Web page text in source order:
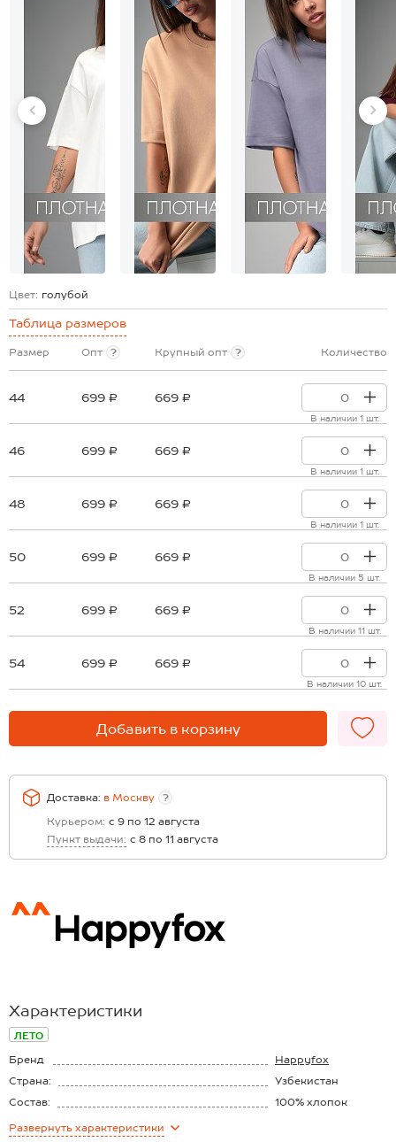
Цвет: голубой
Таблица размеров
Размер Опт ? Крупный опт ? Количество
44 699 ₽ 669 ₽
В наличии 1 шт.
46 699 ₽ 669 ₽
В наличии 1 шт.
48 699 ₽ 669 ₽
В наличии 1 шт.
50 699 ₽ 669 ₽
В наличии 5 шт.
52 699 ₽ 669 ₽
В наличии 11 шт.
54 699 ₽ 669 ₽
В наличии 10 шт.
Добавить в корзину
Доставка: в Москву
?
Курьером: с 9 по 12 августа
Пункт выдачи: с 8 по 11 августа
Характеристики
ЛЕТО
Бренд
Happyfox
Страна:
Узбекистан
Состав:
100% хлопок
Материал:
Развернуть характеристики